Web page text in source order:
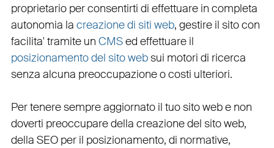
proprietario per consentirti di effettuare in completa
autonomia la creazione di siti web, gestire il sito con
facilita' tramite un CMSed effettuare il
posizionamento del sito websui motori di ricerca
senza alcuna preoccupazione o costi ulteriori.
Per tenere sempre aggiornato il tuo sito web e non
doverti preoccupare della creazione del sito web,
della SEOper il posizionamento, di normative,